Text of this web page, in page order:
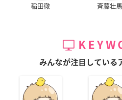
稲田徹 斉藤壮馬
みんなが注目している